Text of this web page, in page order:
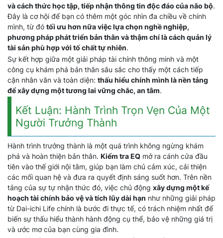
và cách thức học tập, tiếp nhận thông tin độc đáo của não bộ.
Đây là cơ hội để bạn có thêm một góc nhìn đa chiều về chính
mình, từ đó tối ưu hơn nữa việc lựa chọn nghề nghiệp,
phương pháp phát triển bản thân và thậm chí là cách quản lý
tài sản phù hợp với tố chất tự nhiên.
Sự kết hợp giữa một giải pháp tài chính thông minh và một
công cụ khám phá bản thân sâu sắc cho thấy một cách tiếp
cận nhân văn và toàn diện: thấu hiểu chính mình là nền tảng
để xây dựng một tương lai vững chắc, an tâm.
Kết Luận: Hành Trình Trọn Vẹn Của Một
Người Trưởng Thành
Hành trình trưởng thành là một quá trình không ngừng khám
phá và hoàn thiện bản thân. Kiểm tra EQ mở ra cánh cửa đầu
tiên vào thế giới nội tâm, giúp bạn làm chủ cảm xúc, cải thiện
các mối quan hệ và đưa ra quyết định sáng suốt hơn. Trên nền
tảng của sự tự nhận thức đó, việc chủ động xây dựng một kế
hoạch tài chính bảo vệ và tích lũy dài hạn như những giải pháp
từ Dai-ichi Life chính là bước đi thực tế, có trách nhiệm nhất để
biến sự thấu hiểu thành hành động cụ thể, bảo vệ những giá trị
và ước mơ của bạn cùng gia đình.